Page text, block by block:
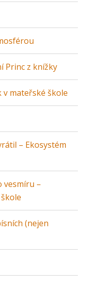
Princ z knížky
v mateřské škole
– Ekosystém
vesmíru –
(nejen